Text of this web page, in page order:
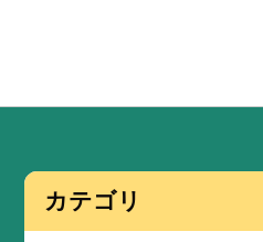
カテゴリ